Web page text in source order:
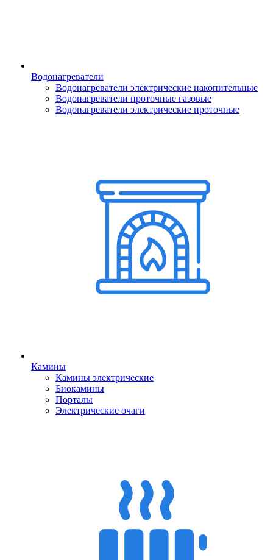
Водонагреватели
Водонагреватели электрические накопительные
Водонагреватели проточные газовые
Водонагреватели электрические проточные
Камины
Камины электрические
Биокамины
Порталы
Электрические очаги